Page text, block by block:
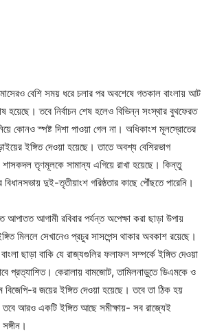
মাসেরও বেশি সময় ধরে চলার পর অবশেষে গতকাল বাংলায় আট
হয়েছে। তবে নির্বাচন শেষ হলেও বিভিন্ন সংস্থার বুথফেরত
কোনও স্পষ্ট দিশা পাওয়া গেল না। অধিকাংশ মূলস্রোতের
ইঙ্গিত দেওয়া হয়েছে। তাতে অবশ্য বেশিরভাগ
শাসকদল তৃণমূলকে সামান্য এগিয়ে রাখা হয়েছে। কিন্তু
দুই-তৃতীয়াংশ গরিষ্ঠতার কাছে পৌঁছতে পারেনি।
আগামী রবিবার পর্যন্ত অপেক্ষা করা ছাড়া উপায়
মিললে সেখানেও প্রচুর সাসপেন্স থাকার অবকাশ রয়েছে।
ছাড়া বাকি যে রাজ্যগুলির ফলাফল সম্পর্কে ইঙ্গিত দেওয়া
প্রত্যাশিত। কেরালায় বামজোট, তামিলনাড়ুতে ডিএমকে ও
র জয়ের ইঙ্গিত দেওয়া হয়েছে। তবে তা ঠিক হয়
আরও একটি ইঙ্গিত আছে সমীক্ষায়- সব রাজ্যেই